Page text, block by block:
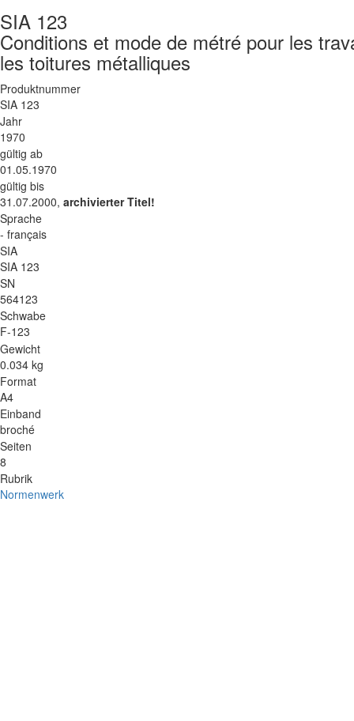
SIA 123
Conditions et mode de métré pour les
les toitures métalliques
Produktnummer
SIA 123
Jahr
1970
gültig ab
01.05.1970
gültig bis
31.07.2000, archivierter Titel!
Sprache
- français
SIA
SIA 123
SN
564123
Schwabe
F-123
Gewicht
0.034 kg
Format
A4
Einband
broché
Seiten
8
Rubrik
Normenwerk